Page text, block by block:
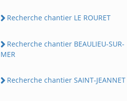
Recherche chantier LE ROURET
Recherche chantier BEAULIEU-SUR-
MER
Recherche chantier SAINT-JEANNET